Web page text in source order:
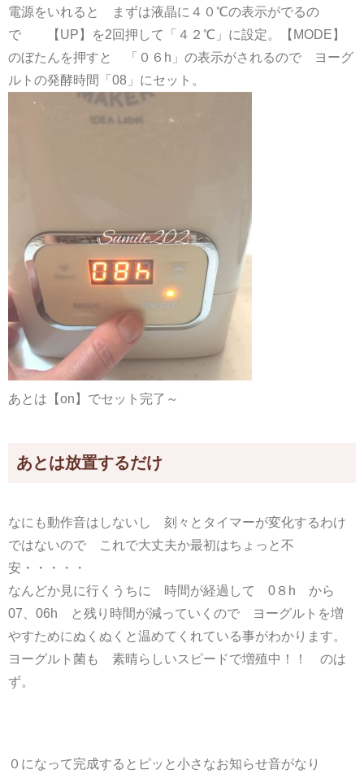
電源をいれると まずは液晶に４０℃の表示がでるの
で 【UP】を2回押して「４２℃」に設定。【MODE】
のぼたんを押すと 「０６h」の表示がされるので ヨーグ
ルトの発酵時間「08」にセット。
あとは【on】でセット完了～
あとは放置するだけ
なにも動作音はしないし 刻々とタイマーが変化するわけ
ではないので これで大丈夫か最初はちょっと不
安・・・・・
なんどか見に行くうちに 時間が経過して 0８h から
07、06h と残り時間が減っていくので ヨーグルトを増
やすためにぬくぬくと温めてくれている事がわかります。
ヨーグルト菌も 素晴らしいスピードで増殖中！！ のは
ず。
０になって完成するとピッと小さなお知らせ音がなり